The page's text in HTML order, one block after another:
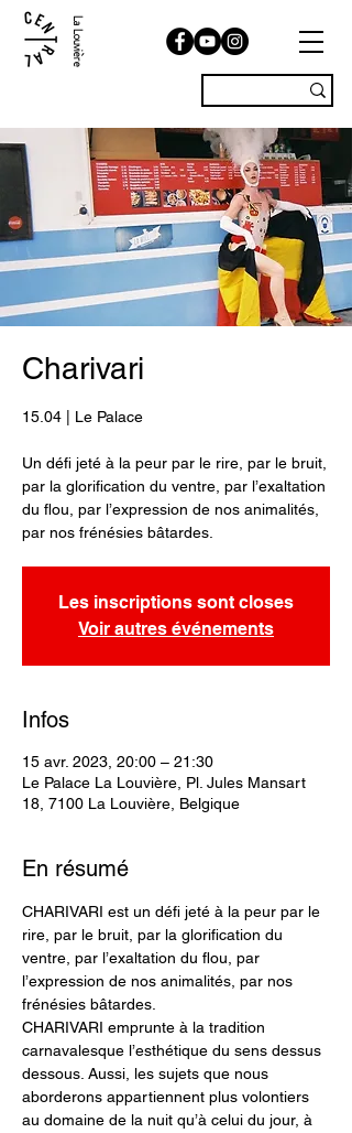
La Louvière
Charivari
15.04 | Le Palace
Un défi jeté à la peur par le rire, par le bruit,
par la glorification du ventre, par l’exaltation
du flou, par l’expression de nos animalités,
par nos frénésies bâtardes.
Les inscriptions sont closes
Voir autres événements
Infos
15 avr. 2023, 20:00 – 21:30
Le Palace La Louvière, Pl. Jules Mansart
18, 7100 La Louvière, Belgique
En résumé
CHARIVARI est un défi jeté à la peur par le
rire, par le bruit, par la glorification du
ventre, par l’exaltation du flou, par
l’expression de nos animalités, par nos
frénésies bâtardes.
CHARIVARI emprunte à la tradition
carnavalesque l’esthétique du sens dessus
dessous. Aussi, les sujets que nous
aborderons appartiennent plus volontiers
au domaine de la nuit qu’à celui du jour, à